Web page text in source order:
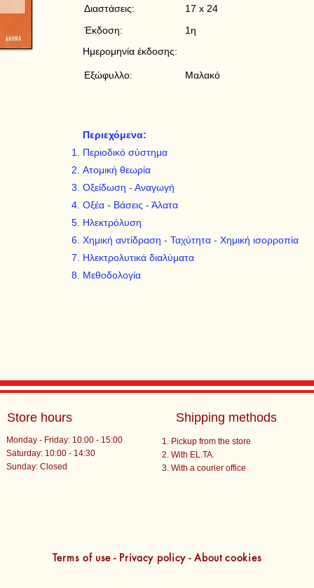
Διαστάσεις:
Έκδοση:
Ημερομηνία έκδοσης:
Εξώφυλλο:
17 x 24
1η
Μαλακό
Περιεχόμενα:
Περιοδικό σύστημα
Ατομική θεωρία
Οξείδωση - Αναγωγή
Οξέα - Βάσεις - Άλατα
Ηλεκτρόλυση
Χημική αντίδραση - Ταχύτητα - Χημική ισορροπία
Ηλεκτρολυτικά διαλύματα
Μεθοδολογία
Store hours
Monday - Friday: 10:00 - 15:00
Saturday: 10:00 - 14:30
​Sunday: Closed
Shipping methods
Pickup from the store
With EL.TA.
With a courier office
Terms of use - Privacy policy - About cookies